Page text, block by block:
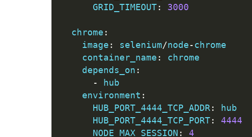
      GRID_TIMEOUT
: 3000
  chrome
:
    image
: selenium/node-chrome
    container_name
:
chrome
    depends_on
:
-
hub
    environment
:
      HUB_PORT_4444_TCP_ADDR
:
hub
      HUB_PORT_4444_TCP_PORT
:
4444
      NODE_MAX_SESSION
: 4